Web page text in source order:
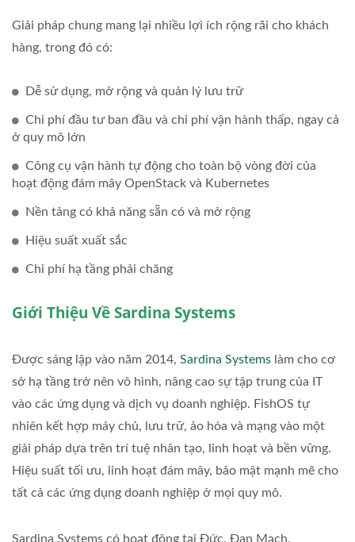
Giải pháp chung mang lại nhiều lợi ích rộng rãi cho khách
hàng, trong đó có:
Dễ sử dụng, mở rộng và quản lý lưu trữ
Chi phí đầu tư ban đầu và chi phí vận hành thấp, ngay cả
ở quy mô lớn
Công cụ vận hành tự động cho toàn bộ vòng đời của
hoạt động đám mây OpenStack và Kubernetes
Nền tảng có khả năng sẵn có và mở rộng
Hiệu suất xuất sắc
Chi phí hạ tầng phải chăng
Giới Thiệu VềSardina Systems
Được sáng lập vào năm 2014, Sardina Systems làm cho cơ
sở hạ tầng trở nên vô hình, nâng cao sự tập trung của IT
vào các ứng dụng và dịch vụ doanh nghiệp. FishOS tự
nhiên kết hợp máy chủ, lưu trữ, ảo hóa và mạng vào một
giải pháp dựa trên trí tuệ nhân tạo, linh hoạt và bền vững.
Hiệu suất tối ưu, linh hoạt đám mây, bảo mật mạnh mẽ cho
tất cả các ứng dụng doanh nghiệp ở mọi quy mô.
Sardina Systems có hoạt động tại Đức, Đan Mạch,